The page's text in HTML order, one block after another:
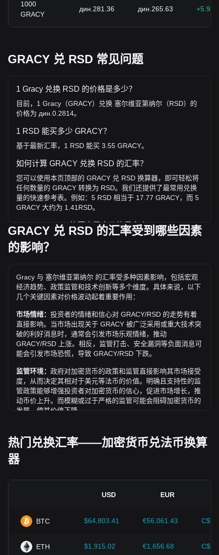
1000
GRACY
дин.281.36 дин.265.63
GRACY 兑 RSD 常见问题
1 Gracy 兑换 RSD 的价格是多少？
目前，1 Gracy（GRACY）兑换 塞尔维亚第纳尔（RSD）的
价格为 дин.0.2814。
1 RSD 能买多少 GRACY？
基于最新汇率，1 RSD 能买 3.55 GRACY。
如何计算 GRACY 兑换 RSD 的汇率？
您可以使用本页顶部的 GRACY 兑 RSD 换算器，即可轻松将
任何数量的 GRACY 转换为 RSD。我们还提供了最常用兑换
量的快速参考表。例如：5 RSD 相当于 17.77 GRACY，而 5
GRACY 大约为 1.41RSD。
GRACY / RSD 的历史最高价格是多少？
1 GRACY 兑 RSD 的历史最高价为 дин.38.27。1 GRACY /
RSD 的价值是否还会超越目前的历史最高价呢？让我们拭目
Gracy 兑 RSD 的价格趋势如何？
过去7天内，Gracy（GRACY）的汇率下跌了4.26%。 过去1
个月内，Gracy（GRACY）兑 塞尔维亚第纳尔（RSD）的汇
率下降了48.38%。
GRACY 兑 RSD 的汇率受到哪些因素
的影响？
Gracy 与 塞尔维亚第纳尔 的汇率受多种因素影响，包括宏观
经济趋势、政策监管和技术创新等多个维度。具体来说，以下
几个关键因素对价格波动起着重要作用：
市场情绪： 投资者的情绪和信心对 GRACY/RSD 的走势有着
直接影响。当市场出现关于 GRACY 被广泛采用或重大技术突
破的利好消息时，通常会引发市场乐观情绪，推动
GRACY/RSD 上涨。相反，监管打击、安全漏洞等负面消息可
能会引发市场恐慌，导致 GRACY/RSD 下跌。
监管环境： 政府对加密货币的政策和监管直接影响其市场接受
度，从而决定其相对于美元等法币的价值。明确且支持性的监
管政策能够增强投资者对加密货币的信心，促进市场增长，推
动币价上升。而模糊或过于严格的监管可能会阻碍加密货币的
发展，使其价值下降。
经济增长等关键指标）对法币价值起决定性作用，并间接影响
GRACY/RSD 的汇率。例如：高通胀可能会削弱市场对法币的
信任，促使投资者寻求比特币等加密资产作为避险工具，进而
推高其价格。
性的提升，都为比特币等加密货币的价值增长提供了强有力的
投资者需深入了解这些因素，以避免做出错误决策。在综合考
势，并根据市场变化及时调整投资策略。
热门兑换汇率——加密货币兑法币换算
器
USD EUR
BTC $64,803.41 €56,061.43
ETH $1,915.02 €1,656.68